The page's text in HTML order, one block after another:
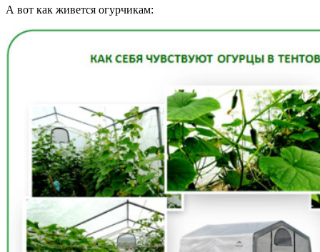
А вот как живется огурчикам: